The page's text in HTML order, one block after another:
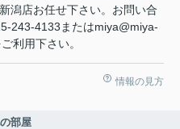
潟店お任せ下さい。お問い合
243-4133またはmiya@miya-
利用下さい。
情報の見方
部屋